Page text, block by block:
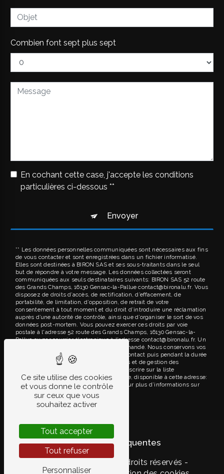
Combien font sept plus sept
En cochant cette case, j'accepte les conditions
particulières ci-dessous **
Envoyer
** Les données personnelles communiquées sont nécessaires aux fins
de vous contacter et sont enregistrées dans un fichier informatisé.
Elles sont destinées à BIRON SAS et ses sous-traitants dans le seul
but de répondre à votre message. Les données collectées seront
communiquées aux seuls destinataires suivants: BIRON SAS 52 route
des Grands Champs, 16130 Gensac-la-Pallue contact@bironalu.fr. Vous
disposez de droits d’accès, de rectification, d’effacement, de
portabilité, de limitation, d’opposition, de retrait de votre
consentement à tout moment et du droit d’introduire une réclamation
auprès d’une autorité de contrôle, ainsi que d’organiser le sort de vos
données post-mortem. Vous pouvez exercer ces droits par voie
postale à l'adresse 52 route des Grands Champs, 16130 Gensac-la-
Pallue ou par courrier électronique à l'adresse contact@bironalu.fr. Un
justificatif d'identité pourra vous être demandé. Nous conservons vos
données pendant la période de prise de contact puis pendant la durée
de prescription légale aux fins probatoires et de gestion des
contentieux. Vous avez le droit de vous inscrire sur la liste
d'opposition au démarchage téléphonique, disponible à cette adresse:
Bloctel.gouv.fr. Consultez le site cnil.fr pour plus d’informations sur
Recherches fréquentes
- 2026 - Tous droits réservés -
Ce site utilise des cookies
et vous donne le contrôle
sur ceux que vous
souhaitez activer
Tout accepter
Tout refuser
Personnaliser